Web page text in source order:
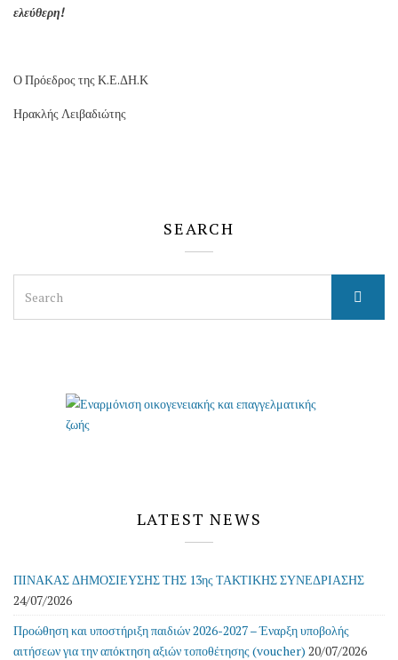
ελεύθερη!
Ο Πρόεδρος της Κ.Ε.ΔΗ.Κ
Ηρακλής Λειβαδιώτης
SEARCH
for:
LATEST NEWS
ΠΙΝΑΚΑΣ ΔΗΜΟΣΙΕΥΣΗΣ ΤΗΣ 13ης ΤΑΚΤΙΚΗΣ ΣΥΝΕΔΡΙΑΣΗΣ
24/07/2026
Προώθηση και υποστήριξη παιδιών 2026-2027 – Έναρξη υποβολής
αιτήσεων για την απόκτηση αξιών τοποθέτησης (voucher) 20/07/2026